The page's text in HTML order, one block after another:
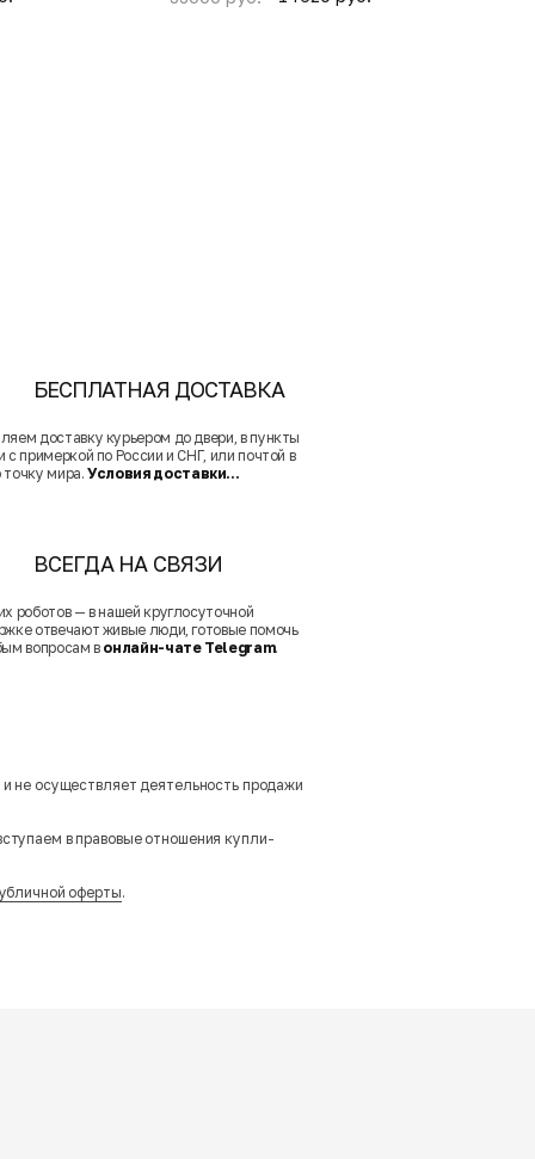
БЕСПЛАТНАЯ ДОСТАВКА
доставку курьером до двери, в пункты
с примеркой по России и СНГ, или почтой в
мира.Условия доставки...
ВСЕГДА НА СВЯЗИ
роботов — в нашей круглосуточной
отвечают живые люди, готовые помочь
вопросам в онлайн-чате Telegram.
не осуществляет деятельность продажи
в правовые отношения купли-
оферты.